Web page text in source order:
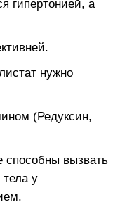
гипертонией, а
нужно
(Редуксин,
способны вызвать
у